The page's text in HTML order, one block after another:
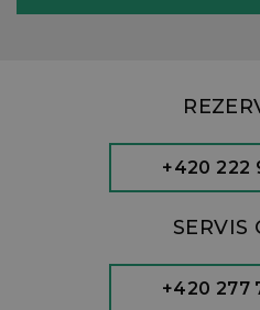
+420 222
SERVIS
+420 277